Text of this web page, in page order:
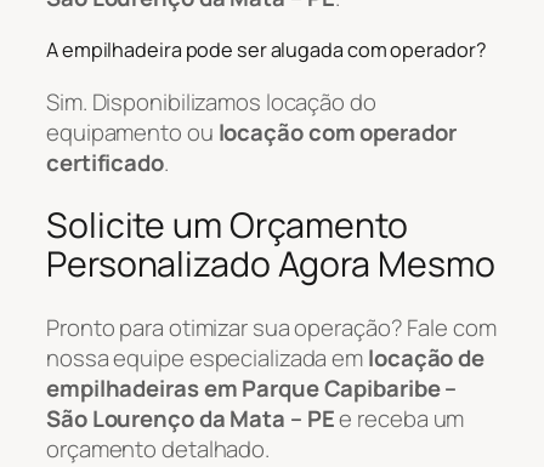
A empilhadeira pode ser alugada com operador?
Sim. Disponibilizamos locação do
equipamento ou locação com operador
certificado.
Solicite um Orçamento
Personalizado Agora Mesmo
Pronto para otimizar sua operação? Fale com
nossa equipe especializada emlocação de
empilhadeiras em Parque Capibaribe –
São Lourenço da Mata – PEe receba um
orçamento detalhado.